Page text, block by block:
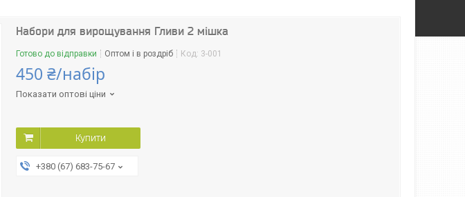
Набори для вирощування Гливи 2 мішка
Готово до відправки Оптом і в роздріб Код: 3-001
450 ₴/набір
Показати оптові ціни
Купити
+380 (67) 683-75-67